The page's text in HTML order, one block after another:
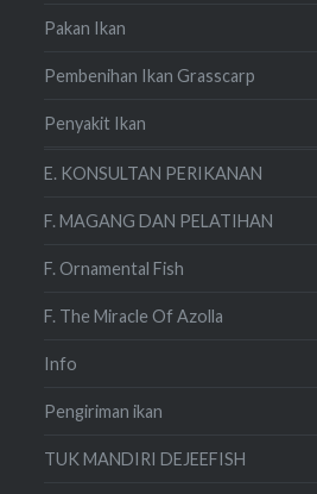
Pakan Ikan
Pembenihan Ikan Grasscarp
Penyakit Ikan
E. KONSULTAN PERIKANAN
F. MAGANG DAN PELATIHAN
F. Ornamental Fish
F. The Miracle Of Azolla
Info
Pengiriman ikan
TUK MANDIRI DEJEEFISH